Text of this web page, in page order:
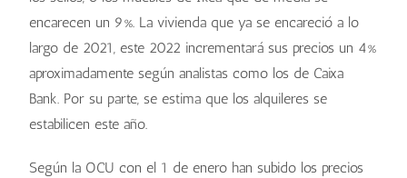
encarecen un 9%. La vivienda que ya se encareció a lo
largo de 2021, este 2022 incrementará sus precios un 4%
aproximadamente según analistas como los de Caixa
Bank. Por su parte, se estima que los alquileres se
estabilicen este año.
Según la OCU con el 1 de enero han subido los precios